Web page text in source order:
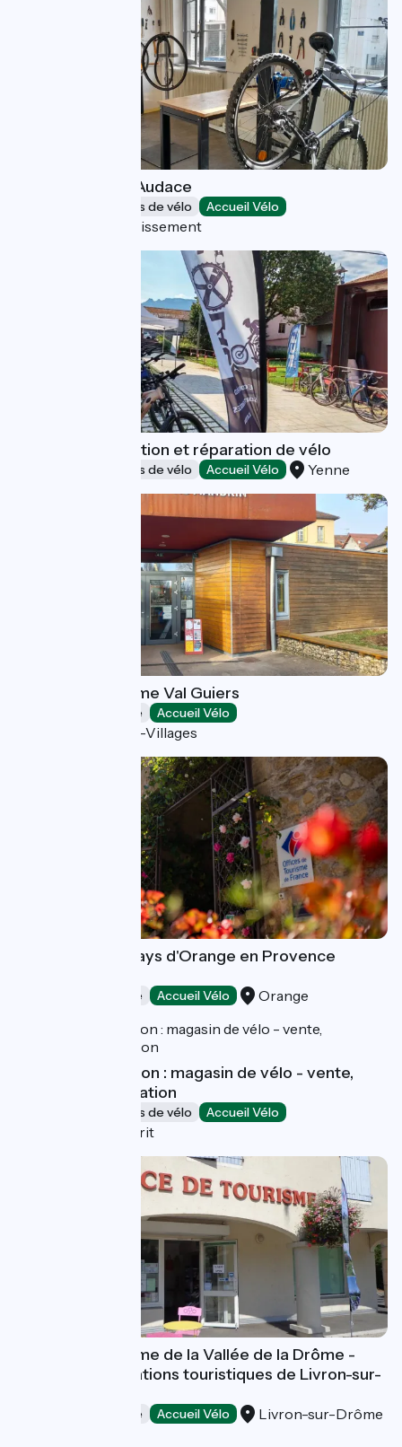
Les Ateliers de l'Audace
Loueurs/réparateurs de vélo Accueil Vélo
Lyon 6e Arrondissement
Cycl'O Lac - location et réparation de vélo
Loueurs/réparateurs de vélo Accueil Vélo Yenne
Office de Tourisme Val Guiers
Offices de Tourisme Accueil Vélo
Saint-Genix-les-Villages
Destination du Pays d'Orange en Provence
Offices de Tourisme Accueil Vélo Orange
Cycling Génération : magasin de vélo - vente,
réparation et location
Loueurs/réparateurs de vélo Accueil Vélo
Pont-Saint-Esprit
Office de Tourisme de la Vallée de la Drôme -
Bureau d'informations touristiques de Livron-sur-
Offices de Tourisme Accueil Vélo Livron-sur-Drôme